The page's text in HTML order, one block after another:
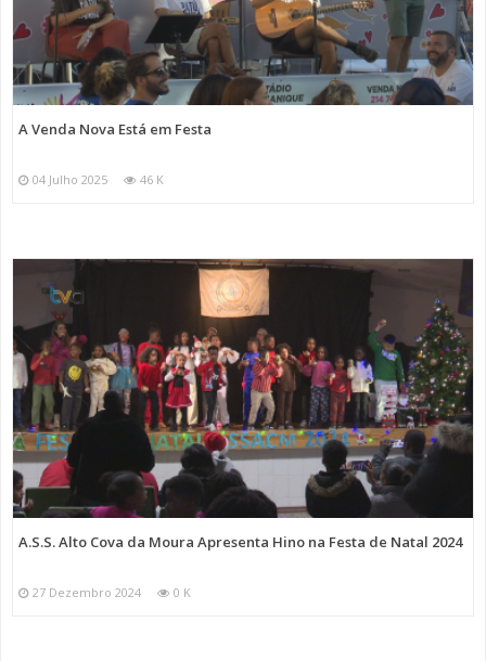
A Venda Nova Está em Festa
04 Julho 2025 46 K
A.S.S. Alto Cova da Moura Apresenta Hino na Festa de Natal 2024
27 Dezembro 2024 0 K